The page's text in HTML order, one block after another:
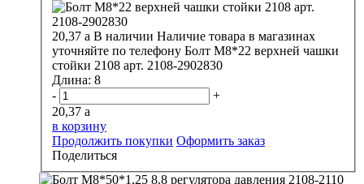
20,37 a В наличии Наличие товара в магазинах
уточняйте по телефону Болт М8*22 верхней чашки
стойки 2108 арт. 2108-2902830
Длина: 8
-
+
20,37 a
в корзину
Продолжить покупки Оформить заказ
Поделиться